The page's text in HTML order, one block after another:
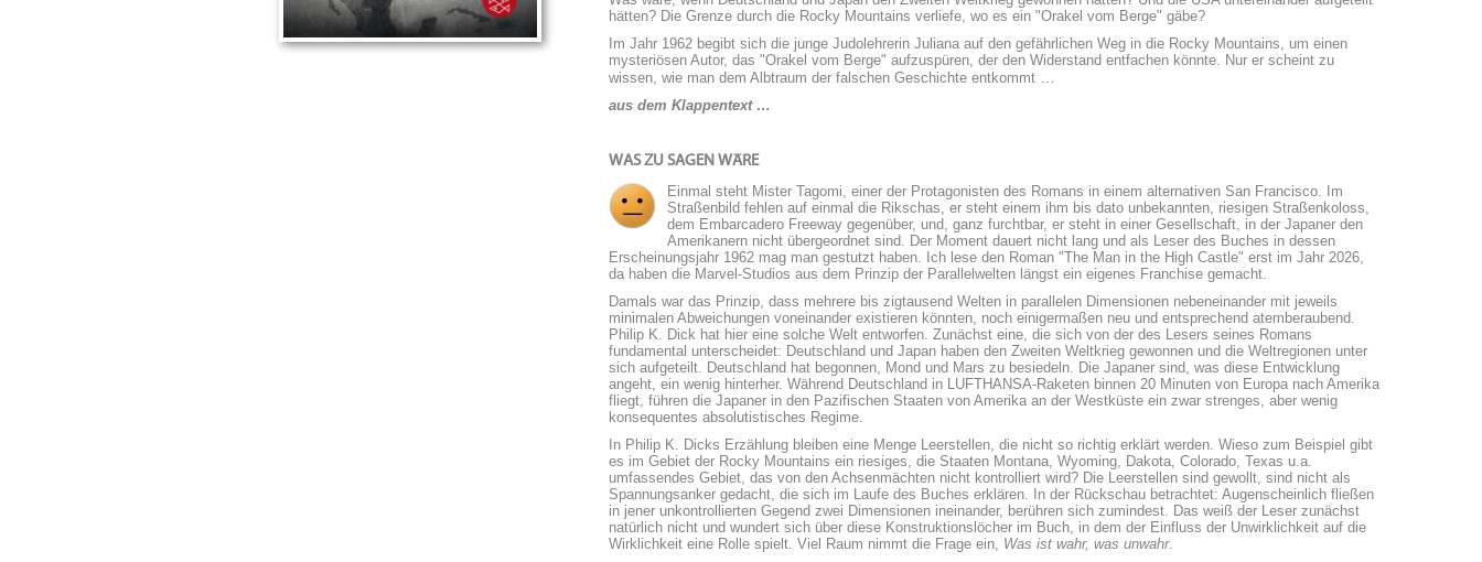
hätten? Die Grenze durch die Rocky Mountains verliefe, wo es ein "Orakel vom Berge" gäbe?
Im Jahr 1962 begibt sich die junge Judolehrerin Juliana auf den gefährlichen Weg in die Rocky Mountains, um einen
mysteriösen Autor, das "Orakel vom Berge" aufzuspüren, der den Widerstand entfachen könnte. Nur er scheint zu
wissen, wie man dem Albtraum der falschen Geschichte entkommt
aus dem Klappentext …
WAS ZU SAGEN WÄRE
Einmal steht Mister Tagomi, einer der Protagonisten des Romans in einem alternativen San Francisco. Im
Straßenbild fehlen auf einmal die Rikschas, er steht einem ihm bis dato unbekannten, riesigen Straßenkoloss,
dem Embarcadero Freeway gegenüber, und, ganz furchtbar, er steht in einer Gesellschaft, in der Japaner den
Amerikanern nicht übergeordnet sind. Der Moment dauert nicht lang und als Leser des Buches in dessen
Erscheinungsjahr 1962 mag man gestutzt haben. Ich lese den Roman "The Man in the High Castle" erst im Jahr 2026,
da haben die Marvel-Studios aus dem Prinzip der Parallelwelten längst ein eigenes Franchise gemacht.
Damals war das Prinzip, dass mehrere bis zigtausend Welten in parallelen Dimensionen nebeneinander mit jeweils
minimalen Abweichungen voneinander existieren könnten, noch einigermaßen neu und entsprechend atemberaubend.
Philip K. Dick hat hier eine solche Welt entworfen. Zunächst eine, die sich von der des Lesers seines Romans
fundamental unterscheidet: Deutschland und Japan haben den Zweiten Weltkrieg gewonnen und die Weltregionen unter
sich aufgeteilt. Deutschland hat begonnen, Mond und Mars zu besiedeln. Die Japaner sind, was diese Entwicklung
angeht, ein wenig hinterher. Während Deutschland in LUFTHANSA-Raketen binnen 20 Minuten von Europa nach Amerika
fliegt, führen die Japaner in den Pazifischen Staaten von Amerika an der Westküste ein zwar strenges, aber wenig
konsequentes absolutistisches Regime.
In Philip K. Dicks Erzählung bleiben eine Menge Leerstellen, die nicht so richtig erklärt werden. Wieso zum Beispiel gibt
es im Gebiet der Rocky Mountains ein riesiges, die Staaten Montana, Wyoming, Dakota, Colorado, Texas u.a.
umfassendes Gebiet, das von den Achsenmächten nicht kontrolliert wird? Die Leerstellen sind gewollt, sind nicht als
Spannungsanker gedacht, die sich im Laufe des Buches erklären. In der Rückschau betrachtet: Augenscheinlich fließen
in jener unkontrollierten Gegend zwei Dimensionen ineinander, berühren sich zumindest. Das weiß der Leser zunächst
natürlich nicht und wundert sich über diese Konstruktionslöcher im Buch, in dem der Einfluss der Unwirklichkeit auf die
Wirklichkeit eine Rolle spielt. Viel Raum nimmt die Frage ein, Was ist wahr, was unwahr.